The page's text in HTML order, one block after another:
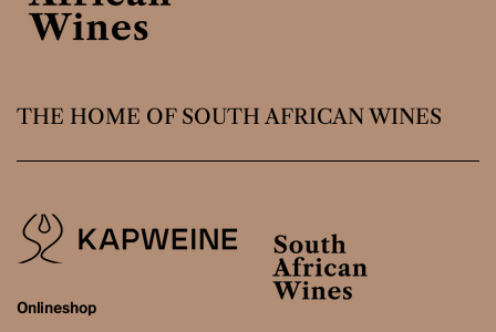
THE HOME OF SOUTH AFRICAN WINES
Onlineshop